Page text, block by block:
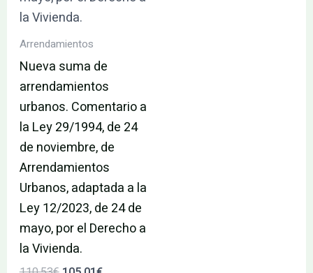
Arrendamientos
Nueva suma de
arrendamientos
urbanos. Comentario a
la Ley 29/1994, de 24
de noviembre, de
Arrendamientos
Urbanos, adaptada a la
Ley 12/2023, de 24 de
mayo, por el Derecho a
la Vivienda.